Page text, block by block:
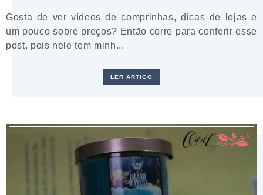
Gosta de ver vídeos de comprinhas, dicas de lojas e
um pouco sobre preços? Então corre para conferir esse
post, pois nele tem minh...
LER ARTIGO